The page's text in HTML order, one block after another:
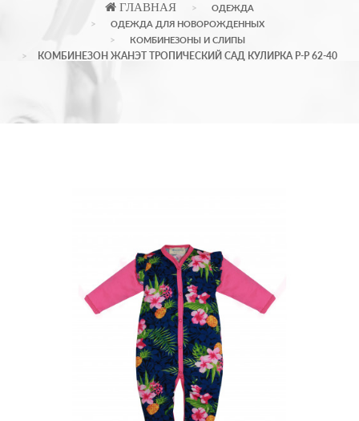
ГЛАВНАЯ
ОДЕЖДА
ОДЕЖДА ДЛЯ НОВОРОЖДЕННЫХ
КОМБИНЕЗОНЫ И СЛИПЫ
КОМБИНЕЗОН ЖАНЭТ ТРОПИЧЕСКИЙ САД КУЛИРКА Р-Р 62-40